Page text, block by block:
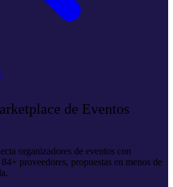
de Eventos
organizadores de eventos con
proveedores, propuestas en menos de